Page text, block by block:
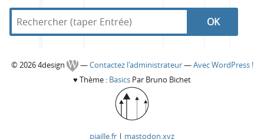
R
R
e
d
4
C
© 2026 4design —Contactez l'administrateur—Avec WordPress !
♥ Thème : Basics Par Bruno Bichet
piaille.fr | mastodon.xyz